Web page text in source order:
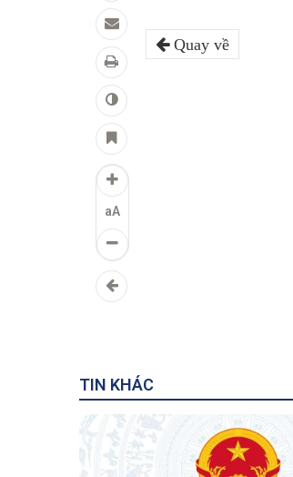
aA
Quay về
TIN KHÁC